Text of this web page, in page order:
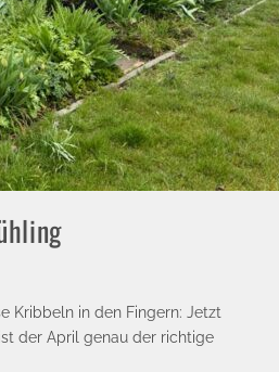
Kribbeln in den Fingern: Jetzt
der April genau der richtige